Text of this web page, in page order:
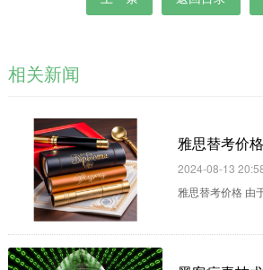
相关新闻
雅思替考价
2024-08-13
雅思替考价格 由于雅思代考一律安排在海外
考价格较前几年